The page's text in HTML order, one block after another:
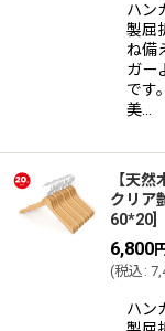
ハン
製屈
ね備
ガー
です
美…
【天
クリア
60*20
6,800
(税込 :
ハン